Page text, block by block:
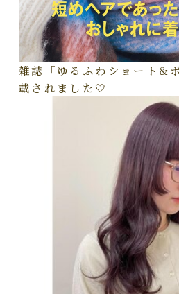
雑誌「ゆるふわショート&
載されました🤍